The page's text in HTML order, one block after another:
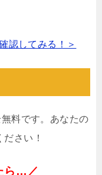
認してみる！＞
料です。あなたの
さい！
ら…／